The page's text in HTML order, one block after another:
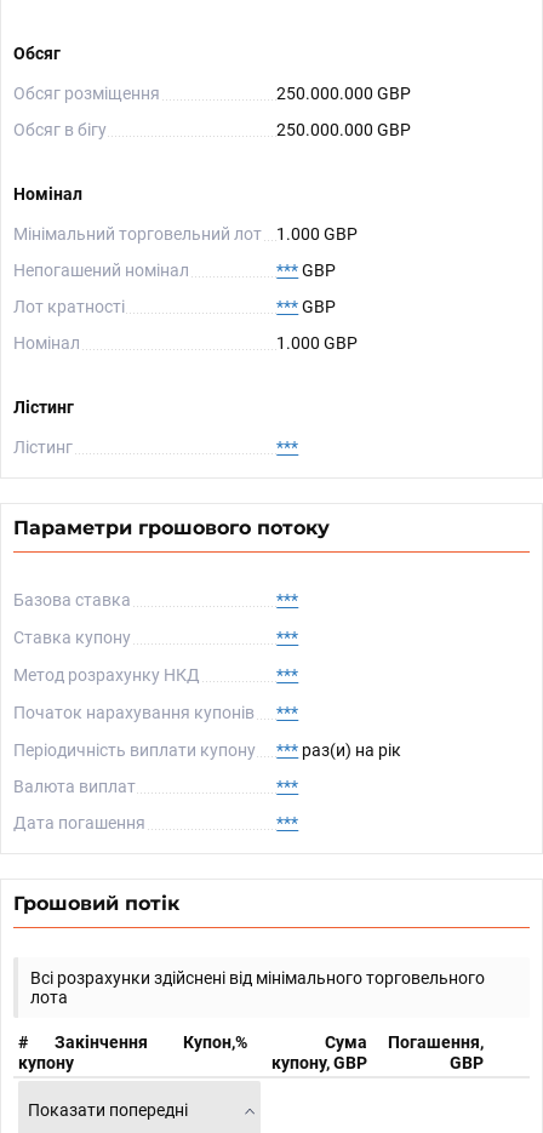
Обсяг
Обсяг розміщення
250.000.000 GBP
Обсяг в бігу
250.000.000 GBP
Номінал
Мінімальний торговельний лот
1.000 GBP
Непогашений номінал
***GBP
Лот кратності
***GBP
Номінал
1.000 GBP
Лістинг
Лістинг ***
Параметри грошового потоку
Базова ставка
***
Ставка купону
***
Метод розрахунку НКД
***
Початок нарахування купонів
***
Періодичність виплати купону
*** раз(и) на рік
Валюта виплат
***
Дата погашення
***
Грошовий потік
Всі розрахунки здійснені від мінімального торговельного
лота
#
Закінчення
купону
Купон,%
Сума
купону, GBP
Погашення,
GBP
Показати попередні